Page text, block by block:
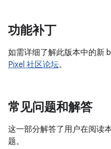
功能补丁
如需详细了解此版本中的新
Pixel 社区论坛。
常见问题和解答
这一部分解答了用户在阅读
题。